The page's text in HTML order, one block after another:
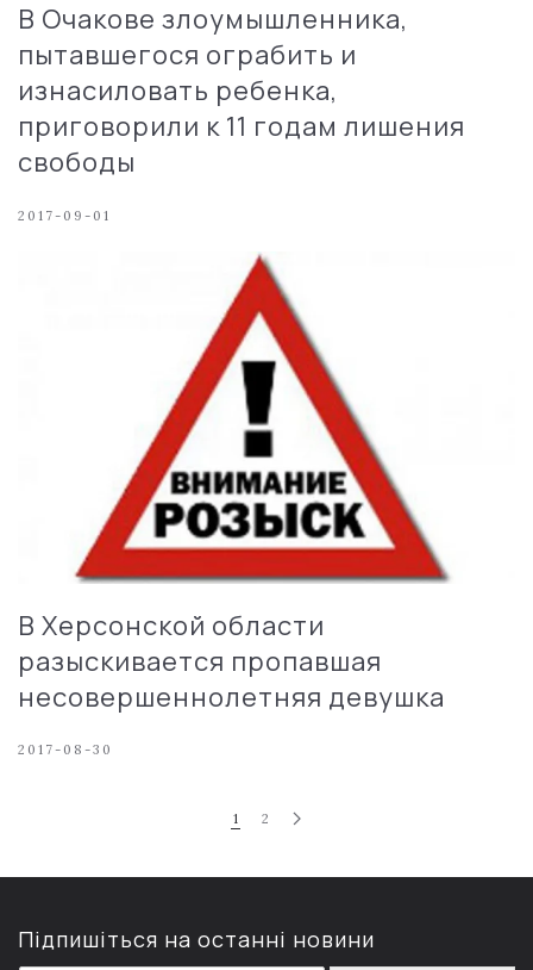
В Очакове злоумышленника,
пытавшегося ограбить и
изнасиловать ребенка,
приговорили к 11 годам лишения
свободы
2017-09-01
В Херсонской области
разыскивается пропавшая
несовершеннолетняя девушка
2017-08-30
1 2
Підпишіться на останні новини